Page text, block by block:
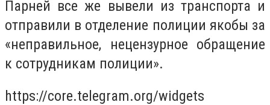
Парней все же вывели из транспорта и
отправили в отделение полиции якобы за
«неправильное, нецензурное обращение
к сотрудникам полиции».
https://core.telegram.org/widgets